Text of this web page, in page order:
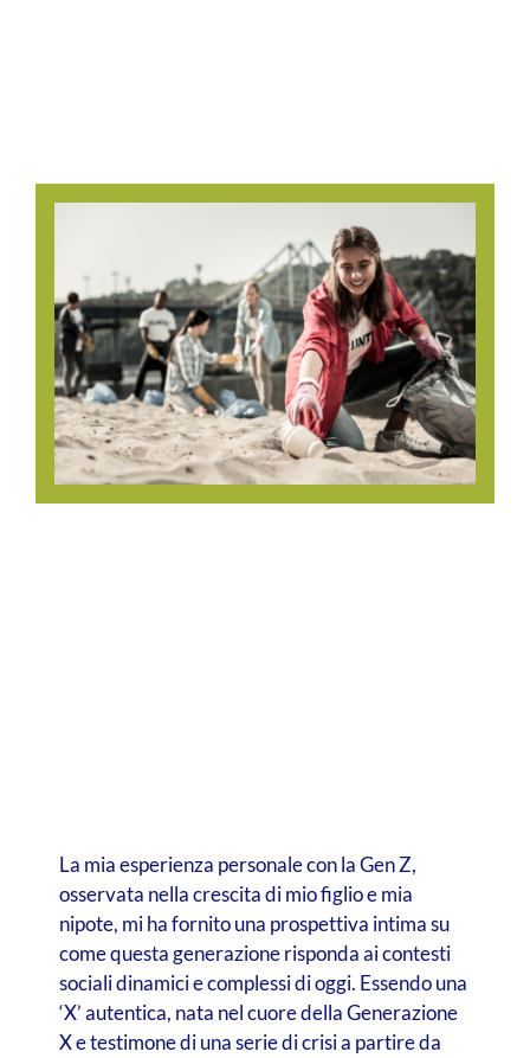
La mia esperienza personale con la Gen Z,
osservata nella crescita di mio figlio e mia
nipote, mi ha fornito una prospettiva intima su
come questa generazione risponda ai contesti
sociali dinamici e complessi di oggi. Essendo una
‘X’ autentica, nata nel cuore della Generazione
X e testimone di una serie di crisi a partire da